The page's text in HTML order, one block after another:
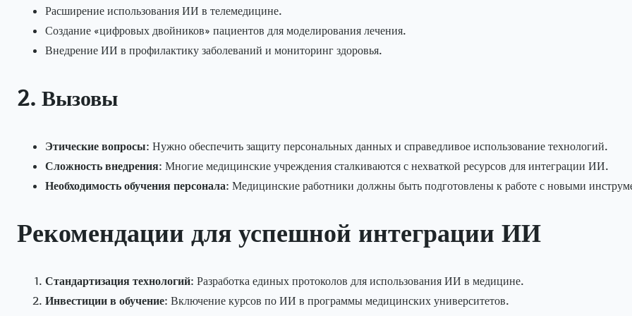
Расширение использования ИИ в телемедицине.
Создание «цифровых двойников» пациентов для моделирования лечения.
Внедрение ИИ в профилактику заболеваний и мониторинг здоровья.
2. Вызовы
Этические вопросы: Нужно обеспечить защиту персональных данных и справедливое использование технологий.
Сложность внедрения: Многие медицинские учреждения сталкиваются с нехваткой ресурсов для интеграции ИИ.
Необходимость обучения персонала: Медицинские работники должны быть подготовлены к работе с новыми
Рекомендации для успешной интеграции ИИ
Стандартизация технологий: Разработка единых протоколов для использования ИИ в медицине.
Инвестиции в обучение: Включение курсов по ИИ в программы медицинских университетов.